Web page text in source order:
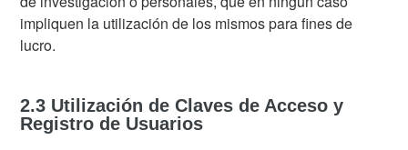
impliquen la utilización de los mismos para fines de
lucro.
2.3 Utilización de Claves de Acceso y
Registro de Usuarios